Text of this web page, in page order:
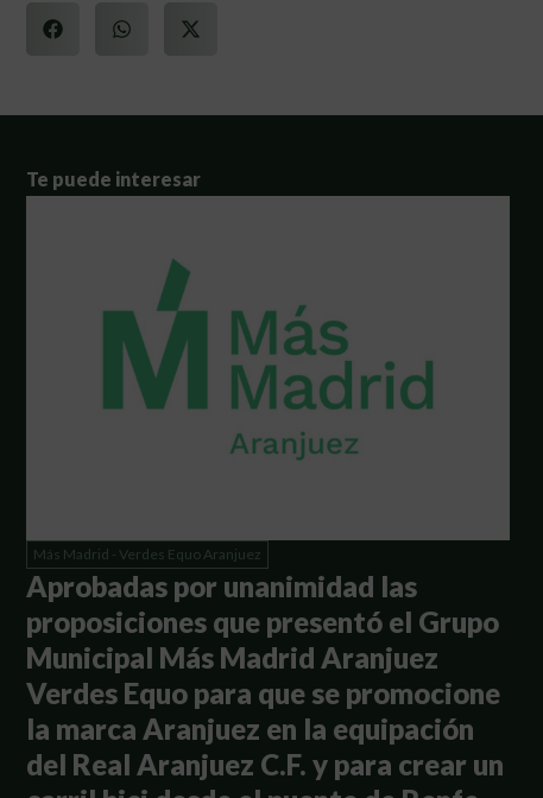
Te puede interesar
Más Madrid - Verdes Equo Aranjuez
Aprobadas por unanimidad las
proposiciones que presentó el Grupo
Municipal Más Madrid Aranjuez
Verdes Equo para que se promocione
la marca Aranjuez en la equipación
del Real Aranjuez C.F. y para crear un